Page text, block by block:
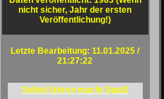
nicht sicher, Jahr der ersten
Veröffentlichung!)
Letzte Bearbeitung: 11.01.2025 /
21:27:22
Selbst fahren macht Spaß!